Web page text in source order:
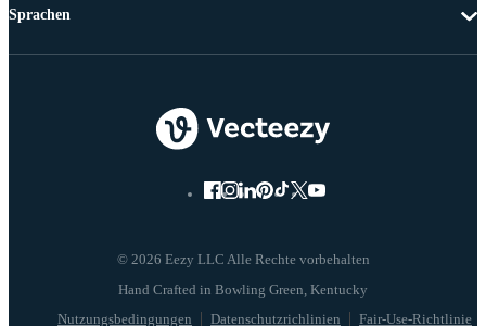
© 2026 Eezy LLC Alle Rechte vorbehalten
Nutzungsbedingungen Datenschutzrichlinien Fair-Use-Richtlinie
Sprachen